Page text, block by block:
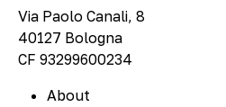
Via Paolo Canali, 8
40127 Bologna
CF 93299600234
About